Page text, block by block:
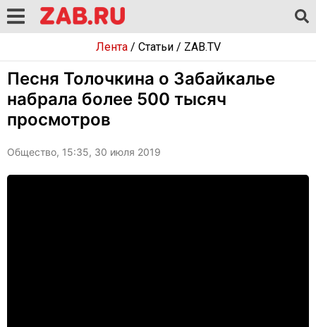
Лента/ Статьи/ ZAB.TV
Песня Толочкина о Забайкалье
набрала более 500 тысяч
просмотров
Общество, 15:35, 30 июля 2019